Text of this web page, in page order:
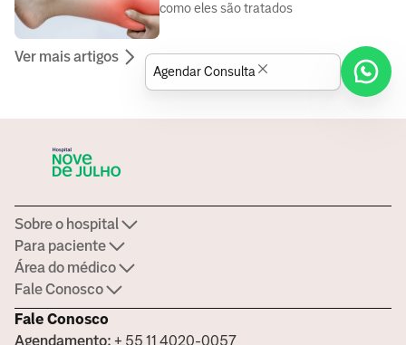
como eles são tratados
Ver mais artigos
Fale Conosco
Agendamento: + 55 11 4020-0057
Sobre o hospital
Para paciente
Área do médico
Fale Conosco
Agendar Consulta